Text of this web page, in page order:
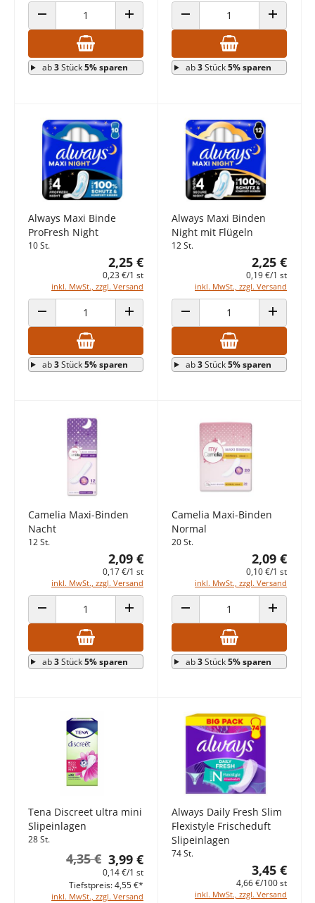
ANZAHL VERRINGERN ANZAHL ERHÖHEN
ab3Stück5% sparen
ANZAHL VERRINGERN ANZAHL
ab3Stück5% sparen
Always Maxi Binde
ProFresh Night
10 St.
2,25 €
0,23 €/1 st
inkl. MwSt., zzgl. Versand
ANZAHL VERRINGERN ANZAHL ERHÖHEN
ab3Stück5% sparen
Always Maxi Binden
Night mit Flügeln
12 St.
2,25 €
0,19 €/1 st
inkl. MwSt., zzgl. Versand
ANZAHL VERRINGERN ANZAHL
ab3Stück5% sparen
Camelia Maxi-Binden
Nacht
12 St.
2,09 €
0,17 €/1 st
inkl. MwSt., zzgl. Versand
ANZAHL VERRINGERN ANZAHL ERHÖHEN
ab3Stück5% sparen
Camelia Maxi-Binden
Normal
20 St.
2,09 €
0,10 €/1 st
inkl. MwSt., zzgl. Versand
ANZAHL VERRINGERN ANZAHL
ab3Stück5% sparen
Tena Discreet ultra mini
Slipeinlagen
28 St.
3,99 €
4,35 €
0,14 €/1 st
inkl. MwSt., zzgl. Versand
Tiefstpreis: 4,55 €*
Always Daily Fresh Slim
Flexistyle Frischeduft
Slipeinlagen
74 St.
3,45 €
4,66 €/100 st
inkl. MwSt., zzgl. Versand